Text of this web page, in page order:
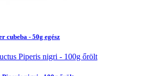
cubeba - 50g egész